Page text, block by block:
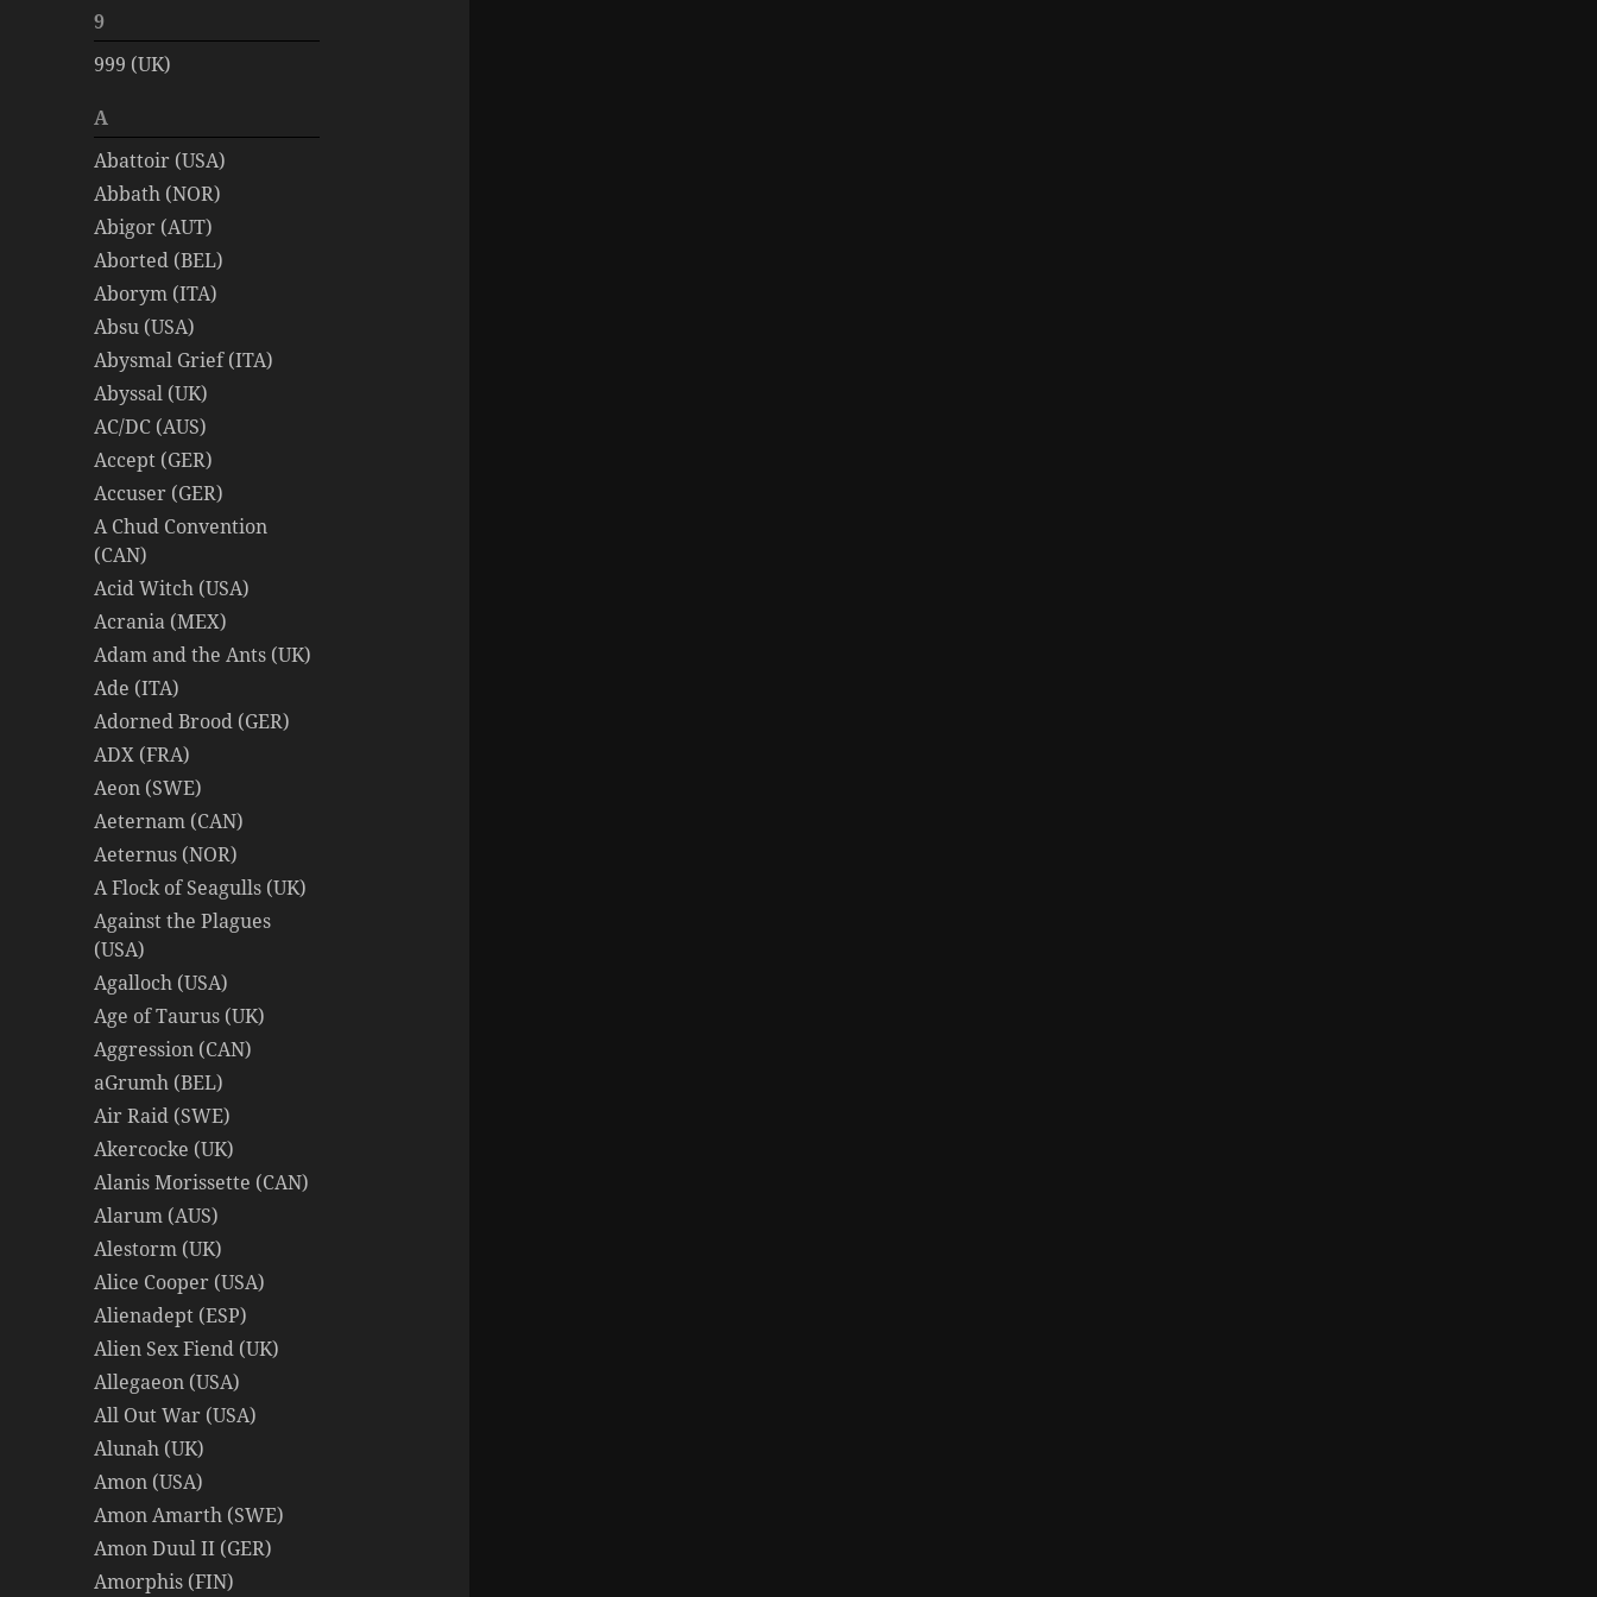
9
999 (UK)
A
Abattoir (USA)
Abbath (NOR)
Abigor (AUT)
Aborted (BEL)
Aborym (ITA)
Absu (USA)
Abysmal Grief (ITA)
Abyssal (UK)
AC/DC (AUS)
Accept (GER)
Accuser (GER)
A Chud Convention
(CAN)
Acid Witch (USA)
Acrania (MEX)
Adam and the Ants (UK)
Ade (ITA)
Adorned Brood (GER)
ADX (FRA)
Aeon (SWE)
Aeternam (CAN)
Aeternus (NOR)
A Flock of Seagulls (UK)
Against the Plagues
(USA)
Agalloch (USA)
Age of Taurus (UK)
Aggression (CAN)
aGrumh (BEL)
Air Raid (SWE)
Akercocke (UK)
Alanis Morissette (CAN)
Alarum (AUS)
Alestorm (UK)
Alice Cooper (USA)
Alienadept (ESP)
Alien Sex Fiend (UK)
Allegaeon (USA)
All Out War (USA)
Alunah (UK)
Amon (USA)
Amon Amarth (SWE)
Amon Duul II (GER)
Amorphis (FIN)